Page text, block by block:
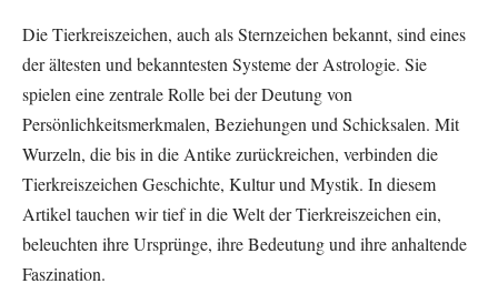
Die Tierkreiszeichen, auch als Sternzeichen bekannt, sind eines
der ältesten und bekanntesten Systeme der Astrologie. Sie
spielen eine zentrale Rolle bei der Deutung von
Persönlichkeitsmerkmalen, Beziehungen und Schicksalen. Mit
Wurzeln, die bis in die Antike zurückreichen, verbinden die
Tierkreiszeichen Geschichte, Kultur und Mystik. In diesem
Artikel tauchen wir tief in die Welt der Tierkreiszeichen ein,
beleuchten ihre Ursprünge, ihre Bedeutung und ihre anhaltende
Faszination.